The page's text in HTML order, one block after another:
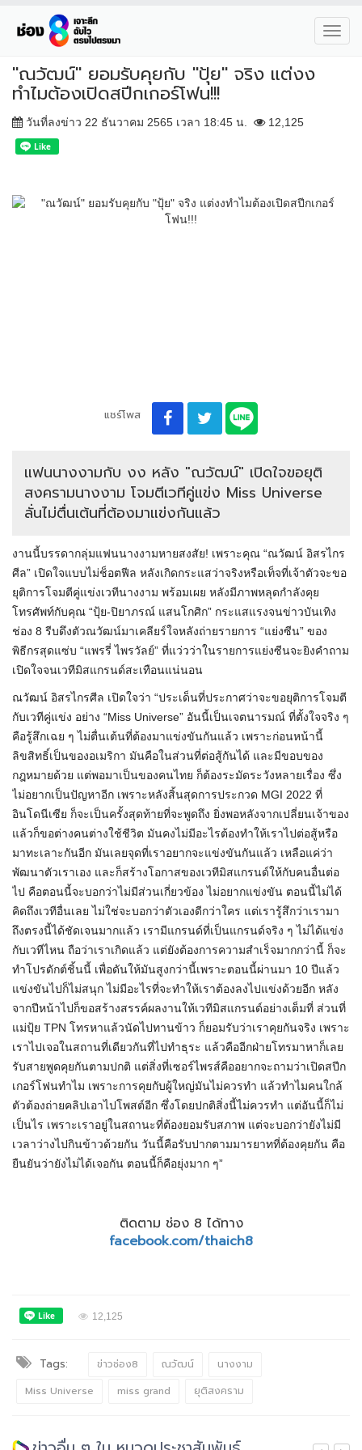
"ณวัฒน์" ยอมรับคุยกับ "ปุ้ย" จริง แต่งง
ทำไมต้องเปิดสปีกเกอร์โฟน!!!
วันที่ลงข่าว 22 ธันวาคม 2565 เวลา 18:45 น. 12,125
แชร์โพส
แฟนนางงามกับ งง หลัง "ณวัฒน์" เปิดใจขอยุติ
สงครามนางงาม โจมตีเวทีคู่แข่ง Miss Universe
ลั่นไม่ตื่นเต้นที่ต้องมาแข่งกันแล้ว
งานนี้บรรดากลุ่มแฟนนางงามหายสงสัย! เพราะคุณ “ณวัฒน์ อิสรไกร
ศีล” เปิดใจแบบไม่ช็อตฟีล หลังเกิดกระแสว่าจริงหรือเท็จที่เจ้าตัวจะขอ
ยุติการโจมตีคู่แข่งเวทีนางงาม พร้อมเผย หลังมีภาพหลุดกำลังคุย
โทรศัพท์กับคุณ “ปุ้ย-ปิยาภรณ์ แสนโกศิก” กระแสแรงจนข่าวบันเทิง
ช่อง 8 รีบดึงตัวณวัฒน์มาเคลียร์ใจหลังถ่ายรายการ “แย่งซีน” ของ
พิธีกรสุดแซ่บ “แพรรี่ ไพรวัลย์” ที่แว่วว่าในรายการแย่งซีนจะยิงคำถาม
เปิดใจจนเวทีมิสแกรนด์สะเทือนแน่นอน
ณวัฒน์ อิสรไกรศีล เปิดใจว่า “ประเด็นที่ประกาศว่าจะขอยุติการโจมตี
กับเวทีคู่แข่ง อย่าง “Miss Universe” อันนี้เป็นเจตนารมณ์ ที่ตั้งใจจริง ๆ
คือรู้สึกเฉย ๆ ไม่ตื่นเต้นที่ต้องมาแข่งขันกันแล้ว เพราะก่อนหน้านี้
ลิขสิทธิ์เป็นของอเมริกา มันคือในส่วนที่ต่อสู้กันได้ และมีขอบของ
กฎหมายด้วย แต่พอมาเป็นของคนไทย ก็ต้องระมัดระวังหลายเรื่อง ซึ่ง
ไม่อยากเป็นปัญหาอีก เพราะหลังสิ้นสุดการประกวด MGI 2022 ที่
อินโดนีเซีย ก็จะเป็นครั้งสุดท้ายที่จะพูดถึง ยิ่งพอหลังจากเปลี่ยนเจ้าของ
แล้วก็ขอต่างคนต่างใช้ชีวิต มันคงไม่มีอะไรต้องทำให้เราไปต่อสู้หรือ
มาทะเลาะกันอีก มันเลยจุดที่เราอยากจะแข่งขันกันแล้ว เหลือแค่ว่า
พัฒนาตัวเราเอง และก็สร้างโอกาสของเวทีมิสแกรนด์ให้กับคนอื่นต่อ
ไป คือตอนนี้จะบอกว่าไม่มีส่วนเกี่ยวข้อง ไม่อยากแข่งขัน ตอนนี้ไม่ได้
คิดถึงเวทีอื่นเลย ไม่ใช่จะบอกว่าตัวเองดีกว่าใคร แต่เรารู้สึกว่าเรามา
ถึงตรงนี้ได้ชัดเจนมากแล้ว เรามีแกรนด์ที่เป็นแกรนด์จริง ๆ ไม่ได้แข่ง
กับเวทีไหน ถือว่าเราเกิดแล้ว แต่ยังต้องการความสำเร็จมากกว่านี้ ก็จะ
ทำโปรดักต์ชิ้นนี้ เพื่อดันให้มันสูงกว่านี้เพราะตอนนี้ผ่านมา 10 ปีแล้ว
แข่งขันไปก็ไม่สนุก ไม่มีอะไรที่จะทำให้เราต้องลงไปแข่งด้วยอีก หลัง
จากปีหน้าไปก็ขอสร้างสรรค์ผลงานให้เวทีมิสแกรนด์อย่างเต็มที่ ส่วนที่
แม่ปุ้ย TPN โทรหาแล้วนัดไปทานข้าว ก็ยอมรับว่าเราคุยกันจริง เพราะ
เราไปเจอในสถานที่เดียวกันที่ไปทำธุระ แล้วคืออีกฝ่ายโทรมาหาก็เลย
รับสายพูดคุยกันตามปกติ แต่สิ่งที่เซอร์ไพรส์คืออยากจะถามว่าเปิดสปีก
เกอร์โฟนทำไม เพราะการคุยกับผู้ใหญ่มันไม่ควรทำ แล้วทำไมคนใกล้
ตัวต้องถ่ายคลิปเอาไปโพสต์อีก ซึ่งโดยปกติสิ่งนี้ไม่ควรทำ แต่อันนี้ก็ไม่
เป็นไร เพราะเราอยู่ในสถานะที่ต้องยอมรับสภาพ แต่จะบอกว่ายังไม่มี
เวลาว่างไปกินข้าวด้วยกัน วันนี้คือรับปากตามมารยาทที่ต้องคุยกัน คือ
ยืนยันว่ายังไม่ได้เจอกัน ตอนนี้ก็คือยุ่งมาก ๆ”
ติดตาม ช่อง 8 ได้ทาง
facebook.com/thaich8
12,125
Tags: ข่าวช่อง8 ณวัฒน์
นางงาม
Miss Universe
miss grand ยุติสงคราม